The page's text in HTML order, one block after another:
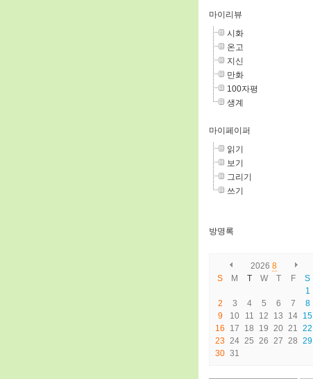
마이리뷰
시화
온고
지신
만화
100자평
생계
마이페이퍼
읽기
보기
그리기
쓰기
방명록
2026 8
S
M T W T F
S
1
2
3 4 5 6 7
8
9
10 11 12 13 14 15
16
17 18 19 20 21 22
23 24 25 26 27 28 29
30 31